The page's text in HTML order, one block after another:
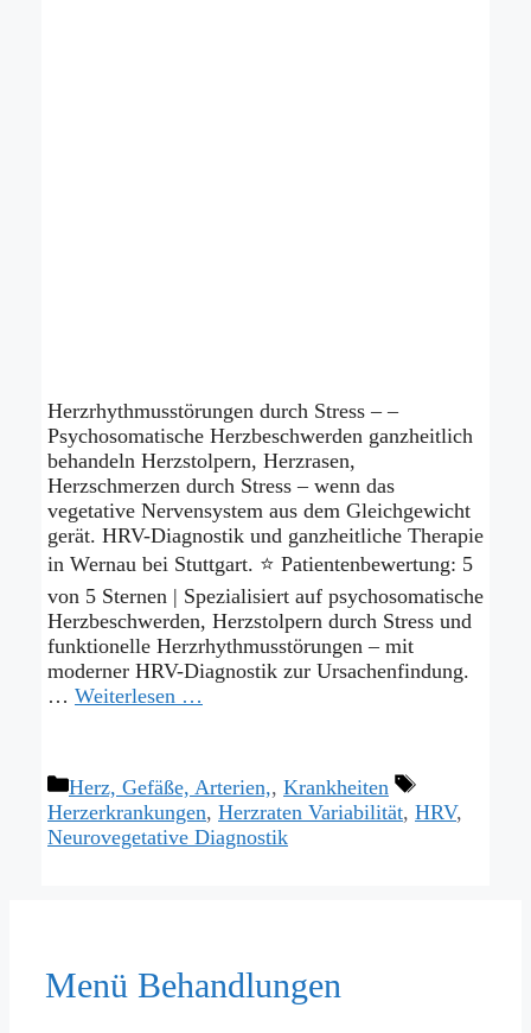
Herzrhythmusstörungen durch Stress – –
Psychosomatische Herzbeschwerden ganzheitlich
behandeln Herzstolpern, Herzrasen,
Herzschmerzen durch Stress – wenn das
vegetative Nervensystem aus dem Gleichgewicht
gerät. HRV-Diagnostik und ganzheitliche Therapie
in Wernau bei Stuttgart. ⭐ Patientenbewertung: 5
von 5 Sternen | Spezialisiert auf psychosomatische
Herzbeschwerden, Herzstolpern durch Stress und
funktionelle Herzrhythmusstörungen – mit
moderner HRV-Diagnostik zur Ursachenfindung.
… Weiterlesen …
Kategorien
Herz, Gefäße, Arterien,, Krankheiten
Schlagwörter
Herzerkrankungen, Herzraten Variabilität, HRV,
Neurovegetative Diagnostik
Menü Behandlungen